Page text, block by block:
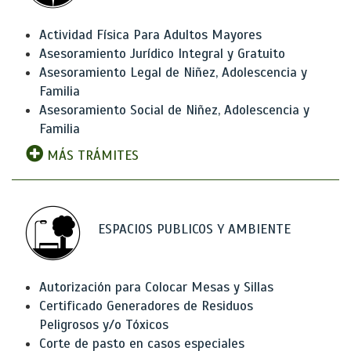
Actividad Física Para Adultos Mayores
Asesoramiento Jurídico Integral y Gratuito
Asesoramiento Legal de Niñez, Adolescencia y
Familia
Asesoramiento Social de Niñez, Adolescencia y
Familia
MÁS TRÁMITES
ESPACIOS PUBLICOS Y AMBIENTE
Autorización para Colocar Mesas y Sillas
Certificado Generadores de Residuos
Peligrosos y/o Tóxicos
Corte de pasto en casos especiales